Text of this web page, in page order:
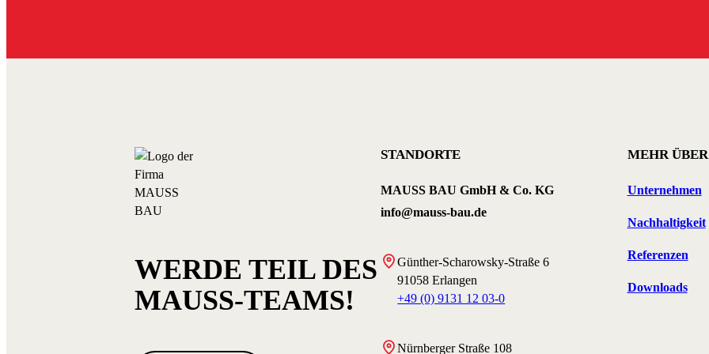
WERDE TEIL DES
MAUSS-TEAMS!
STANDORTE
MAUSS BAU GmbH & Co. KG
info@mauss-bau.de
Günther-Scharowsky-Straße 6
91058 Erlangen
+49 (0) 9131 12 03-0
Nürnberger Straße 108
MEHR
Unternehmen
Nachhaltigkeit
Referenzen
Downloads